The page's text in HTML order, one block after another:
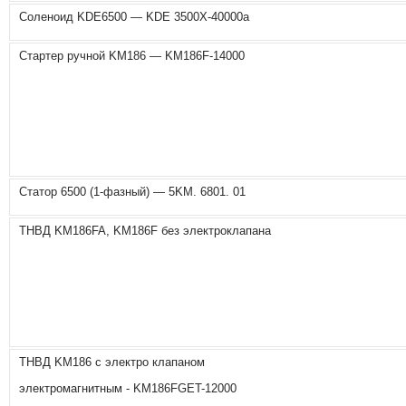
Соленоид KDE6500 — KDE 3500X-40000a
Стартер ручной KM186 — KM186F-14000
Статор 6500 (1-фазный) — 5KM. 6801. 01
ТНВД KM186FA, KM186F без электроклапана
ТНВД KM186 с электро клапаном
электромагнитным - KM186FGET-12000